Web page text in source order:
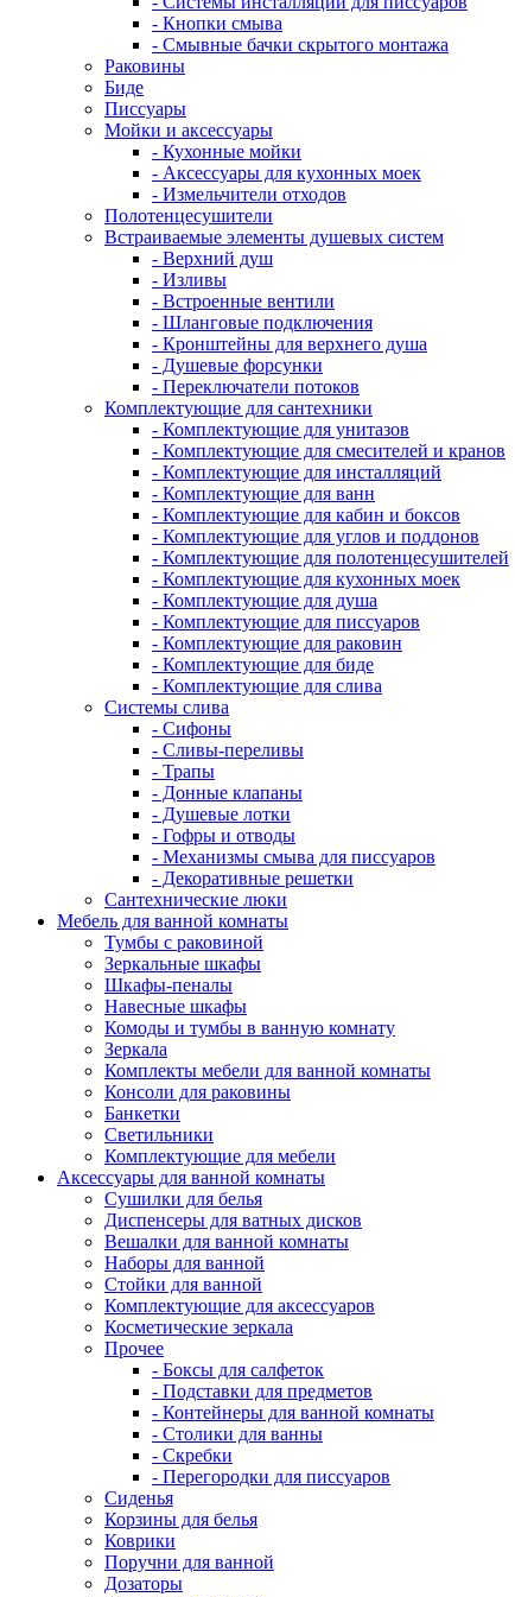
- Кнопки смыва
- Смывные бачки скрытого монтажа
Раковины
Биде
Писсуары
Мойки и аксессуары
- Кухонные мойки
- Аксессуары для кухонных моек
- Измельчители отходов
Полотенцесушители
Встраиваемые элементы душевых систем
- Верхний душ
- Изливы
- Встроенные вентили
- Шланговые подключения
- Кронштейны для верхнего душа
- Душевые форсунки
- Переключатели потоков
Комплектующие для сантехники
- Комплектующие для унитазов
- Комплектующие для смесителей и кранов
- Комплектующие для инсталляций
- Комплектующие для ванн
- Комплектующие для кабин и боксов
- Комплектующие для углов и поддонов
- Комплектующие для полотенцесушителей
- Комплектующие для кухонных моек
- Комплектующие для душа
- Комплектующие для писсуаров
- Комплектующие для раковин
- Комплектующие для биде
- Комплектующие для слива
Системы слива
- Сифоны
- Сливы-переливы
- Трапы
- Донные клапаны
- Душевые лотки
- Гофры и отводы
- Механизмы смыва для писсуаров
- Декоративные решетки
Сантехнические люки
Мебель для ванной комнаты
Тумбы с раковиной
Зеркальные шкафы
Шкафы-пеналы
Навесные шкафы
Комоды и тумбы в ванную комнату
Зеркала
Комплекты мебели для ванной комнаты
Консоли для раковины
Банкетки
Светильники
Комплектующие для мебели
Аксессуары для ванной комнаты
Сушилки для белья
Диспенсеры для ватных дисков
Вешалки для ванной комнаты
Наборы для ванной
Стойки для ванной
Комплектующие для аксессуаров
Косметические зеркала
Прочее
- Боксы для салфеток
- Подставки для предметов
- Контейнеры для ванной комнаты
- Столики для ванны
- Скребки
- Перегородки для писсуаров
Сиденья
Корзины для белья
Коврики
Поручни для ванной
Дозаторы